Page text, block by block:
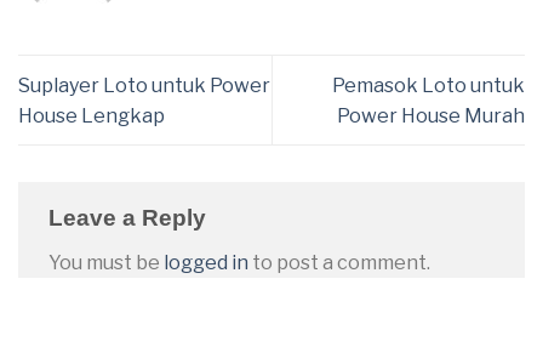
Suplayer Loto untuk Power
House Lengkap
Pemasok Loto untuk
Power House Murah
Leave a Reply
You must be logged in to post a comment.